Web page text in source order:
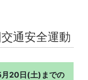
通安全運動
20日(土)までの